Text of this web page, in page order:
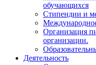
обучающихся
Стипендии и
Организация
организации.
Деятельность